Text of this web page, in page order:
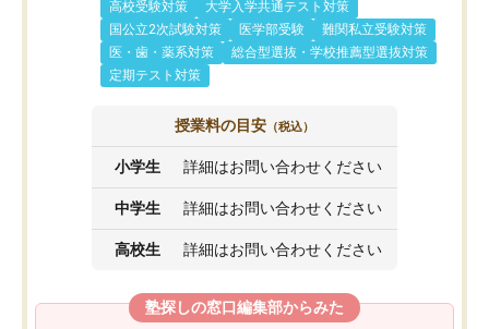
高校受験対策
大学入学共通テスト対策
国公立2次試験対策
医学部受験
難関私立受験対策
医・歯・薬系対策
総合型選抜・学校推薦型選抜対策
定期テスト対策
授業料の目安 （税込）
小学生 詳細はお問い合わせください
中学生 詳細はお問い合わせください
高校生 詳細はお問い合わせください
塾探しの窓口編集部からみた